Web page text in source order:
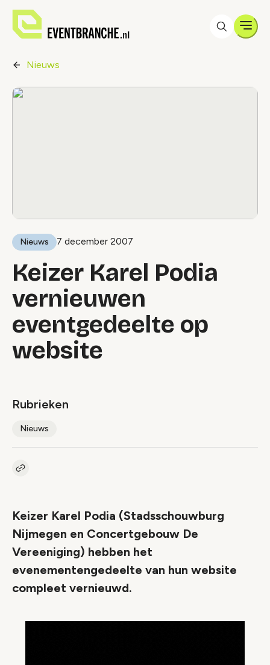
Nieuws
Nieuws 7 december 2007
Keizer Karel Podia
vernieuwen
eventgedeelte op
website
Rubrieken
Nieuws
Kopieer link naar artikel
Keizer Karel Podia (Stadsschouwburg
Nijmegen en Concertgebouw De
Vereeniging) hebben het
evenementengedeelte van hun website
compleet vernieuwd.